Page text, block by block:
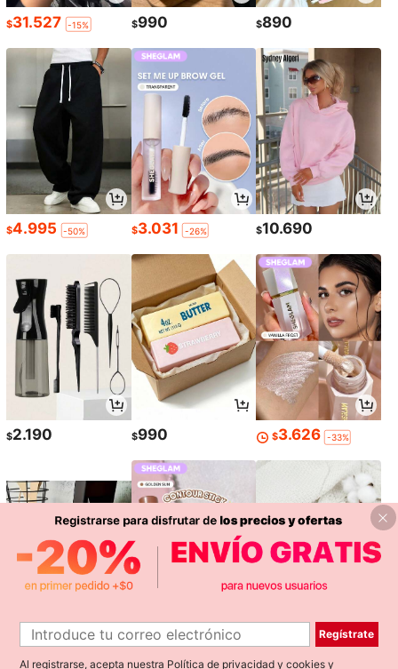
$31.527 -15% $990 $890
$4.995 -50% $3.031 -26% $10.690
$2.190 $990 $3.626 -33%
2.383 $ 3.626 Regístrate
Al registrarse, acepta nuestra Política de privacidad y cookies y